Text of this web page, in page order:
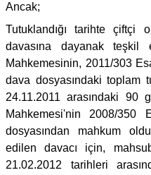
Ancak;
Tutuklandığı tarihte çiftçi
davasına dayanak
Mahkemesinin, 2011/303
dava dosyasındaki toplam
24.11.2011 arasındaki 90
Mahkemesi'nin 2008/350
dosyasından mahkum
edilen davacı için,
21.02.2012 tarihleri